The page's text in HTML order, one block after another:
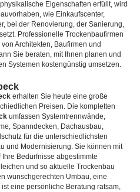
Eigenschaften erfüllt, wird
wie Einkaufscenter,
bei der Renovierung, der Sanierung,
Professionelle Trockenbaufirmen
Architekten, Baufirmen und
Sie beraten, mit Ihnen planen und
Systemen kostengünstig umsetzen.
erhalten Sie heute eine große
Preisen. Die kompletten
umfassen Systemtrennwände,
Spanndecken, Dachausbau,
für die unterschiedlichsten
und Modernisierung. Sie können mit
Bedürfnisse abgestimmte
und so aktuelle Trockenbau
wunschgerechten Umbau, eine
eine persönliche Beratung ratsam,